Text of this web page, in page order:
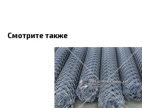
Смотрите также